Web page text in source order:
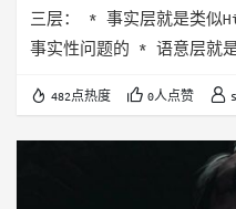
三层： * 事实层就是类似
事实性问题的 * 语意层就是
的，感觉可以套一些其他
法是把长文本做滑动窗口
问题。个人感觉主要就是
Memory上，用户对话的每
482点热度 0人点赞